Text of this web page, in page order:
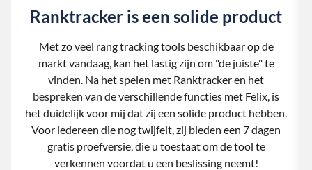
Ranktracker is een solide product
Met zo veel rang tracking tools beschikbaar op de
markt vandaag, kan het lastig zijn om "de juiste" te
vinden. Na het spelen met Ranktracker en het
bespreken van de verschillende functies met Felix, is
het duidelijk voor mij dat zij een solide product hebben.
Voor iedereen die nog twijfelt, zij bieden een 7 dagen
gratis proefversie, die u toestaat om de tool te
verkennen voordat u een beslissing neemt!